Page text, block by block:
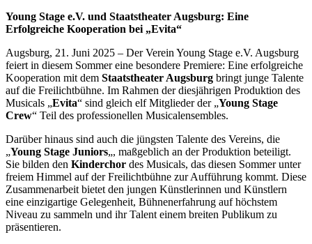
Young Stage e.V. und Staatstheater Augsburg: Eine
Erfolgreiche Kooperation bei „Evita“
Augsburg, 21. Juni 2025 – Der Verein Young Stage e.V. Augsburg
feiert in diesem Sommer eine besondere Premiere: Eine erfolgreiche
Kooperation mit dem Staatstheater Augsburg bringt junge Talente
auf die Freilichtbühne. Im Rahmen der diesjährigen Produktion des
Musicals „Evita“ sind gleich elf Mitglieder der „Young Stage
Crew“ Teil des professionellen Musicalensembles.
Darüber hinaus sind auch die jüngsten Talente des Vereins, die
„Young Stage Juniors„, maßgeblich an der Produktion beteiligt.
Sie bilden den Kinderchor des Musicals, das diesen Sommer unter
freiem Himmel auf der Freilichtbühne zur Aufführung kommt. Diese
Zusammenarbeit bietet den jungen Künstlerinnen und Künstlern
eine einzigartige Gelegenheit, Bühnenerfahrung auf höchstem
Niveau zu sammeln und ihr Talent einem breiten Publikum zu
präsentieren.